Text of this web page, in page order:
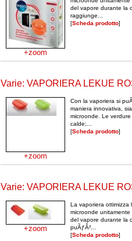
+zoom
del vapore durante la
raggiunge...
[Scheda prodotto]
Varie: VAPORIERA LEKUE
+zoom
Con la vaporiera si
maniera innovativa,
microonde. Le
calde;...
[Scheda prodotto]
Varie: VAPORIERA LEKUE
+zoom
La vaporiera ottimizza
microonde
del vapore durante la
puÃƒÂ²...
[Scheda prodotto]